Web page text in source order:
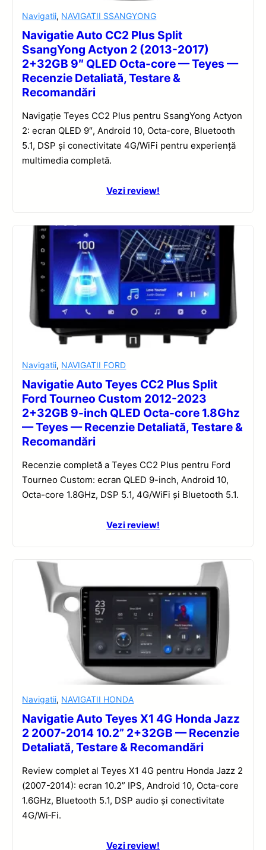
Navigatii, NAVIGATII SSANGYONG
Navigatie Auto CC2 Plus Split
SsangYong Actyon 2 (2013-2017)
2+32GB 9″ QLED Octa-core — Teyes —
Recenzie Detaliată, Testare &
Recomandări
Navigație Teyes CC2 Plus pentru SsangYong Actyon
2: ecran QLED 9″, Android 10, Octa-core, Bluetooth
5.1, DSP și conectivitate 4G/WiFi pentru experiență
multimedia completă.
Vezi review!
Navigatii, NAVIGATII FORD
Navigatie Auto Teyes CC2 Plus Split
Ford Tourneo Custom 2012-2023
2+32GB 9-inch QLED Octa-core 1.8Ghz
— Teyes — Recenzie Detaliată, Testare &
Recomandări
Recenzie completă a Teyes CC2 Plus pentru Ford
Tourneo Custom: ecran QLED 9-inch, Android 10,
Octa-core 1.8GHz, DSP 5.1, 4G/WiFi și Bluetooth 5.1.
Vezi review!
Navigatii, NAVIGATII HONDA
Navigatie Auto Teyes X1 4G Honda Jazz
2 2007-2014 10.2” 2+32GB — Recenzie
Detaliată, Testare & Recomandări
Review complet al Teyes X1 4G pentru Honda Jazz 2
(2007-2014): ecran 10.2” IPS, Android 10, Octa-core
1.6GHz, Bluetooth 5.1, DSP audio și conectivitate
4G/Wi‑Fi.
Vezi review!